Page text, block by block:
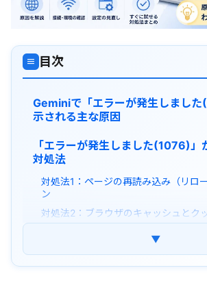
≡ 目次
Geminiで「エラーが発生しまし
示される主な原因
「エラーが発生しました(1076)」
対処法
対処法1：ページの再読み込み（リロ
ン
対処法2：ブラウザのキャッシュとク
対処法4：障害情報を確認して時間を
▼